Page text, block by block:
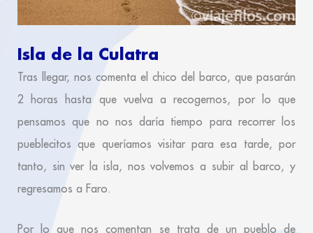
Isla de la Culatra
Tras llegar, nos comenta el chico del barco, que pasarán
2 horas hasta que vuelva a recogernos, por lo que
pensamos que no nos daría tiempo para recorrer los
pueblecitos que queríamos visitar para esa tarde, por
tanto, sin ver la isla, nos volvemos a subir al barco, y
regresamos a Faro.
Por lo que nos comentan se trata de un pueblo de